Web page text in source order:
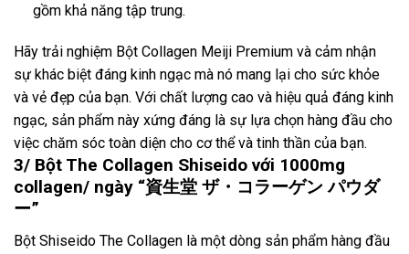
gồm khả năng tập trung.
Hãy trải nghiệm Bột Collagen Meiji Premium và cảm nhận
sự khác biệt đáng kinh ngạc mà nó mang lại cho sức khỏe
và vẻ đẹp của bạn. Với chất lượng cao và hiệu quả đáng kinh
ngạc, sản phẩm này xứng đáng là sự lựa chọn hàng đầu cho
việc chăm sóc toàn diện cho cơ thể và tinh thần của bạn.
3/ Bột The Collagen Shiseido với 1000mg
collagen/ ngày “資生堂 ザ・コラーゲン パウダ
ー”
Bột Shiseido The Collagen là một dòng sản phẩm hàng đầu